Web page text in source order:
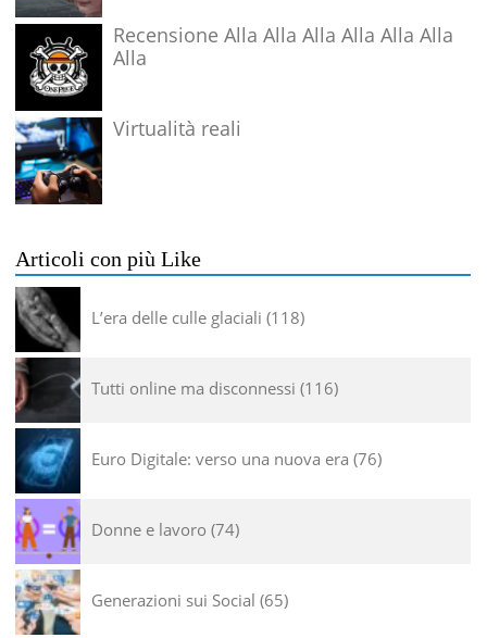
Recensione Alla Alla Alla Alla Alla Alla
Alla
Virtualità reali
Articoli con più Like
L’era delle culle glaciali 118
Tutti online ma disconnessi 116
Euro Digitale: verso una nuova era 76
Donne e lavoro 74
Generazioni sui Social 65